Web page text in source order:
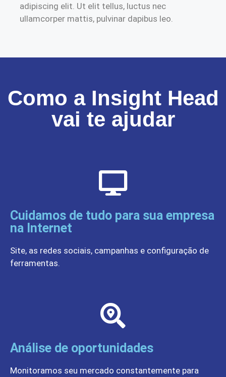
adipiscing elit. Ut elit tellus, luctus nec
ullamcorper mattis, pulvinar dapibus leo.
Como a Insight Head
vai te ajudar
Cuidamos de tudo para sua empresa
na Internet
Site, as redes sociais, campanhas e configuração de
ferramentas.
Análise de oportunidades
Monitoramos seu mercado constantemente para